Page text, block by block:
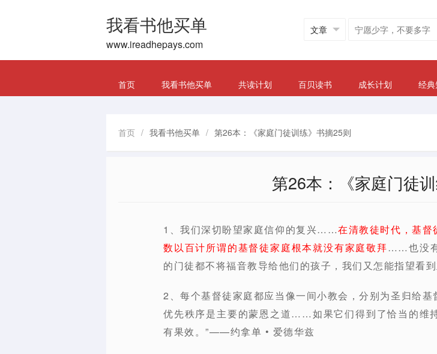
我看书他买单
www.ireadhepays.com
首页 我看书他买单 共读计划 百贝读书 成长计划 经
首页 / 我看书他买单 / 第26本：《家庭门徒训练》书摘25则
第26本：《家庭门徒
1、我们深切盼望家庭信仰的复兴……在清教徒时代，基督
数以百计所谓的基督徒家庭根本就没有家庭敬拜……也没
的门徒都不将福音教导给他们的孩子，我们又怎能指望
2、每个基督徒家庭都应当像一间小教会，分别为圣归给
优先秩序是主要的蒙恩之道……如果它们得到了恰当的维
有果效。”——约拿单 • 爱德华兹